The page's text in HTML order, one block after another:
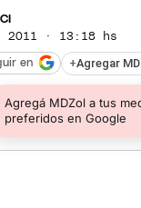
2011 · 13:18 hs
+Agregar
Agregá MDZol a tus
preferidos en Google
en
Colucci/Mdz